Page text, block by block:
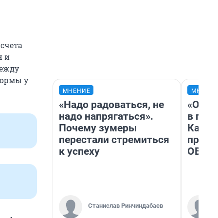
и
у
МНЕНИЕ
«Надо радоваться, не
надо напрягаться».
Почему зумеры
перестали стремиться
к успеху
Станислав Ринчиндабаев
в
Как в
ОВЗ